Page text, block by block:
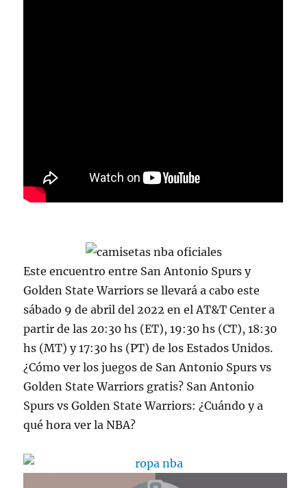
Este encuentro entre San Antonio Spurs y
Golden State Warriors se llevará a cabo este
sábado 9 de abril del 2022 en el AT&T Center a
partir de las 20:30 hs (ET), 19:30 hs (CT), 18:30
hs (MT) y 17:30 hs (PT) de los Estados Unidos.
¿Cómo ver los juegos de San Antonio Spurs vs
Golden State Warriors gratis? San Antonio
Spurs vs Golden State Warriors: ¿Cuándo y a
qué hora ver la NBA?